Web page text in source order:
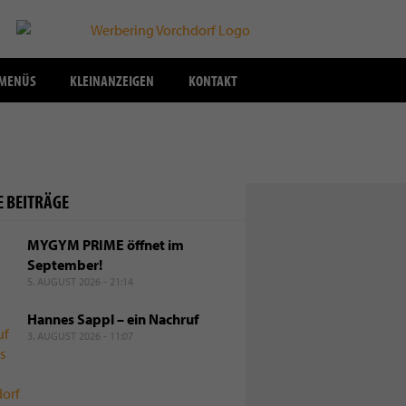
KLEINANZEIGEN KONTAKT
Sappl – ein Nachruf
trauert um langjährigen aktiven Gemeindevertreter und
BEITRÄGE
MYGYM PRIME öffnet im
September!
5. AUGUST 2026 - 21:14
Hannes Sappl – ein Nachruf
3. AUGUST 2026 - 11:07